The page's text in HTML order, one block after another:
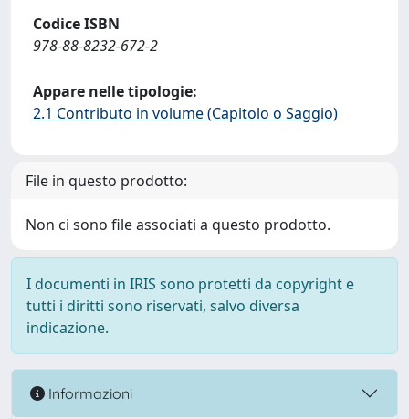
Codice ISBN
978-88-8232-672-2
Appare nelle tipologie:
2.1 Contributo in volume (Capitolo o Saggio)
File in questo prodotto:
Non ci sono file associati a questo prodotto.
I documenti in IRIS sono protetti da copyright e
tutti i diritti sono riservati, salvo diversa
indicazione.
Informazioni